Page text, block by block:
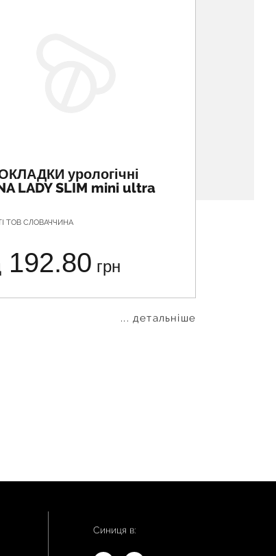
урологічні
LADY SLIM mini ultra
ТОВ СЛОВАЧЧИНА
192.80 грн
... детальніше
Синиця в: